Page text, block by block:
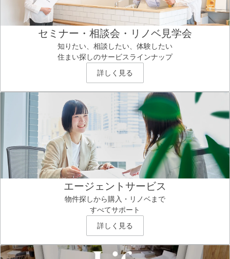
セミナー・相談会・リノベ見学会
知りたい、相談したい、体験したい
住まい探しのサービスラインナップ
詳しく見る
エージェントサービス
物件探しから購入・リノベまで
すべてサポート
詳しく見る